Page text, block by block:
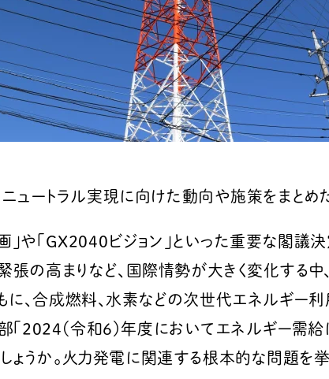
ートラル実現に向けた動向や施策をまとめ
や「GX2040ビジョン」といった重要な閣議
張の高まりなど、国際情勢が大きく変化す
に、合成燃料、水素などの次世代エネルギー
「2024（令和６）年度においてエネルギー需
うか。火力発電に関連する根本的な問題を挙